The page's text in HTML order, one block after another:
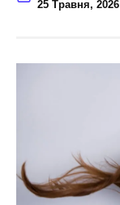
25 Травня, 2026